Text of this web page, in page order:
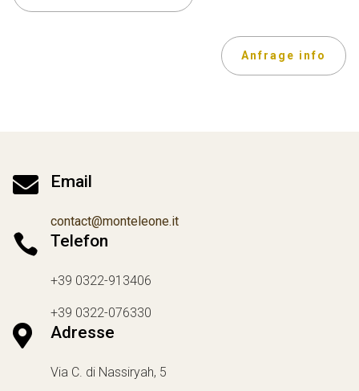
Anfrage info
 Email
contact@monteleone.it
 Telefon
+39 0322-913406
+39 0322-076330
 Adresse
Via C. di Nassiryah, 5